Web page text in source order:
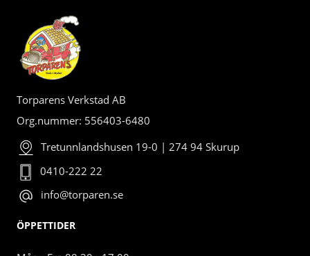
Torparens Verkstad AB
Org.nummer: 556403-6480
Tretunnlandshusen 19-0 | 274 94 Skurup
0410-222 22
info@torparen.se
ÖPPETTIDER